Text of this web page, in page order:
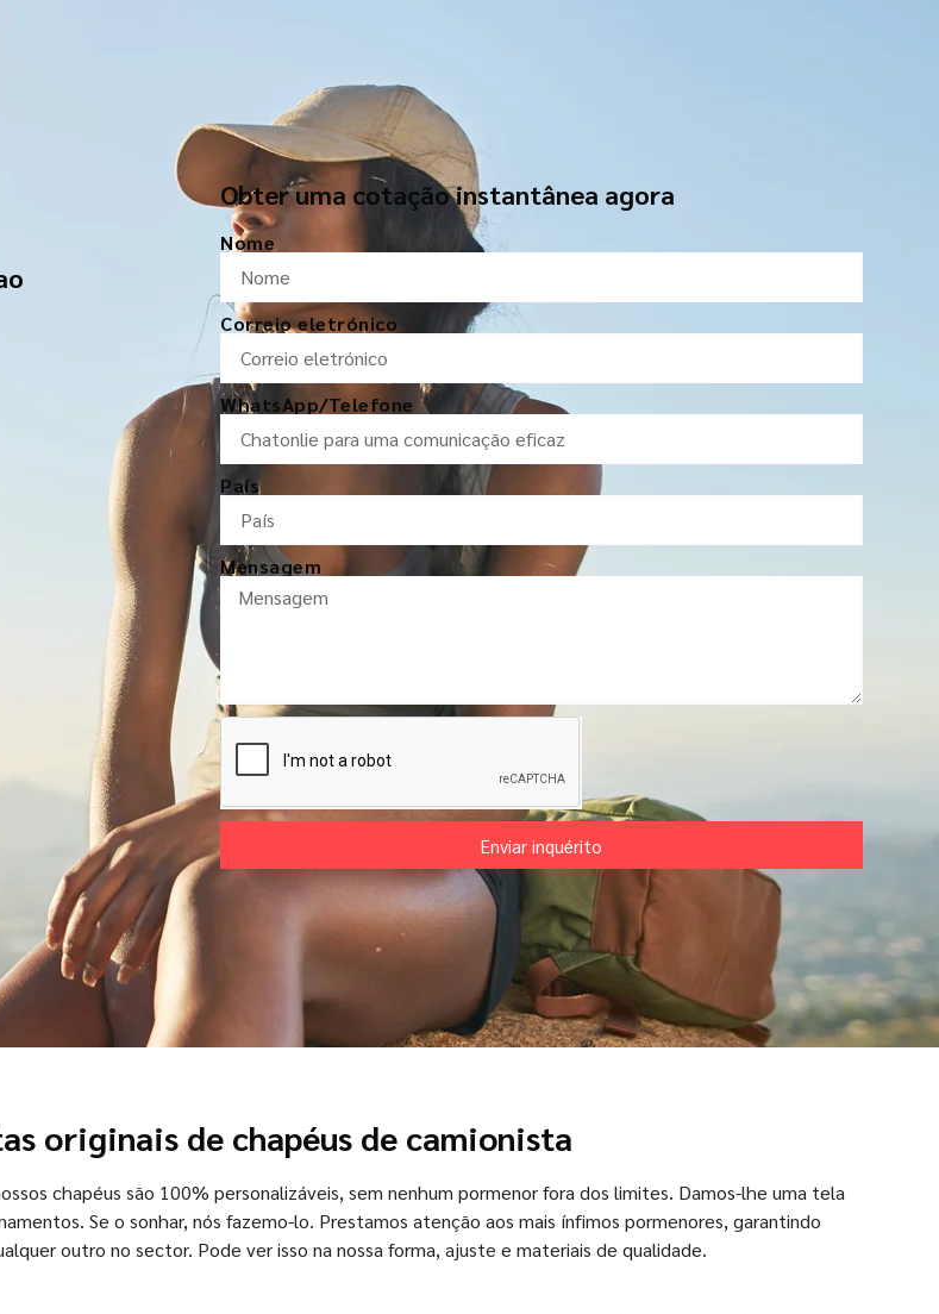
Obter uma cotação instantânea agora
Nome
Correio eletrónico
WhatsApp/Telefone
País
Mensagem
Enviar inquérito
Alternative:
originais de chapéus de camionista
chapéus são 100% personalizáveis, sem nenhum pormenor fora dos limites. Damos-lhe uma tela
Se o sonhar, nós fazemo-lo. Prestamos atenção aos mais ínfimos pormenores, garantindo
outro no sector. Pode ver isso na nossa forma, ajuste e materiais de qualidade.